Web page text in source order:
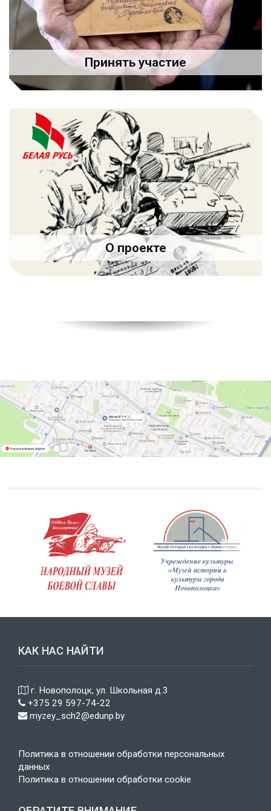
Принять участие
О проекте
pr
ev
n
ext
КАК НАС НАЙТИ
г. Новополоцк, ул. Школьная д.3
+375 29 597-74-22
myzey_sch2@edunp.by
Политика в отношении обработки персональных
данных
Политика в отношении обработки cookie